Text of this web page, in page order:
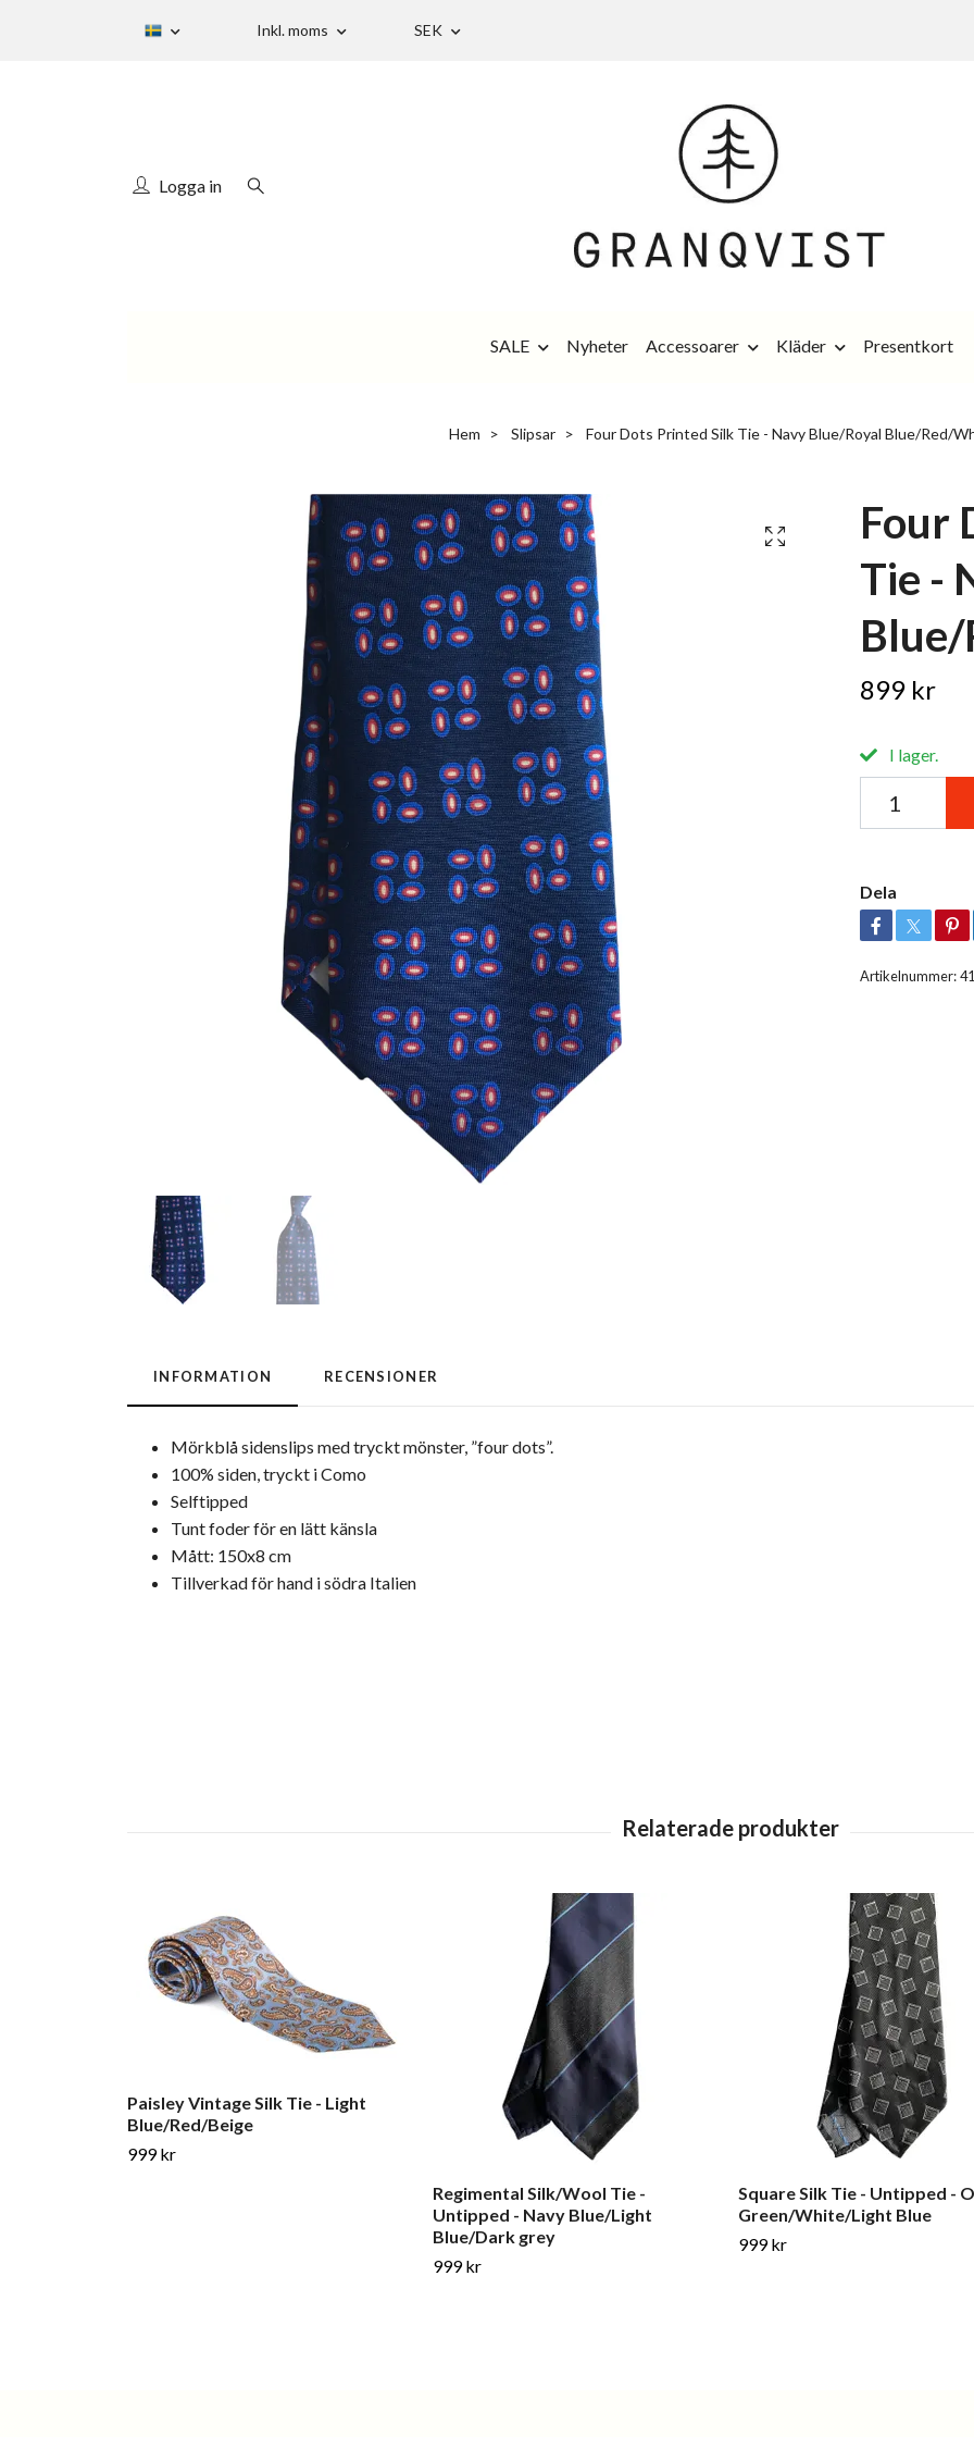
Inkl. moms SEK
Logga in
SALE Nyheter Accessoarer Kläder Presentkort
Hem Slipsar Four Dots Printed Silk Tie - Navy Blue/Royal Blue/Red/
Four
Tie -
899 kr
I lager.
Dela
Artikelnummer:
INFORMATION RECENSIONER
Mörkblå sidenslips med tryckt mönster, ”four dots”.
100% siden, tryckt i Como
Selftipped
Tunt foder för en lätt känsla
Mått: 150x8 cm
Tillverkad för hand i södra Italien
Paisley Vintage Silk Tie - Light
Blue/Red/Beige
999 kr
Regimental Silk/Wool Tie -
Untipped - Navy Blue/Light
Blue/Dark grey
999 kr
Square Silk Tie - Untipped -
Green/White/Light Blue
999 kr